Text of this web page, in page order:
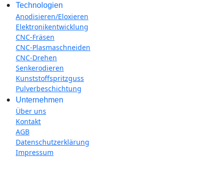
Technologien
Anodisieren/Eloxieren
Elektronikentwicklung
CNC-Fräsen
CNC-Plasmaschneiden
CNC-Drehen
Senkerodieren
Kunststoffspritzguss
Pulverbeschichtung
Unternehmen
Über uns
Kontakt
AGB
Datenschutzerklärung
Impressum